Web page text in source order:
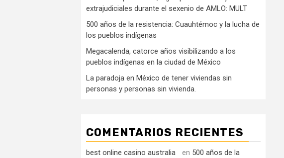
extrajudiciales durante el sexenio de AMLO: MULT
500 años de la resistencia: Cuauhtémoc y la lucha de
los pueblos indígenas
Megacalenda, catorce años visibilizando a los
pueblos indígenas en la ciudad de México
La paradoja en México de tener viviendas sin
personas y personas sin vivienda.
COMENTARIOS RECIENTES
best online casino australia en 500 años de la